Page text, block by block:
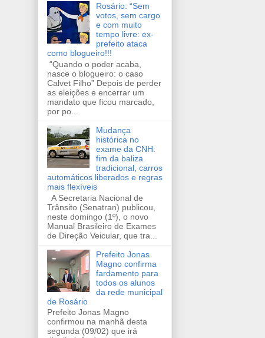
Rosário: “Sem
votos, sem cargo
e com muito
tempo livre: ex-
prefeito ataca
como blogueiro!!!
“Quando o poder acaba,
nasce o blogueiro: o caso
Calvet Filho” Depois de perder
as eleições e encerrar um
mandato que ficou marcado,
por po...
Mudança
histórica no
exame da CNH:
fim da baliza
tradicional, carros
automáticos liberados e regras
mais flexíveis
A Secretaria Nacional de
Trânsito (Senatran) publicou,
neste domingo (1º), o novo
Manual Brasileiro de Exames
de Direção Veicular, que tra...
Prefeito Jonas
Magno confirma
fardamento para
todos os alunos
da rede municipal
de Rosário
Prefeito Jonas Magno
confirmou na manhã desta
segunda (09/02) que irá